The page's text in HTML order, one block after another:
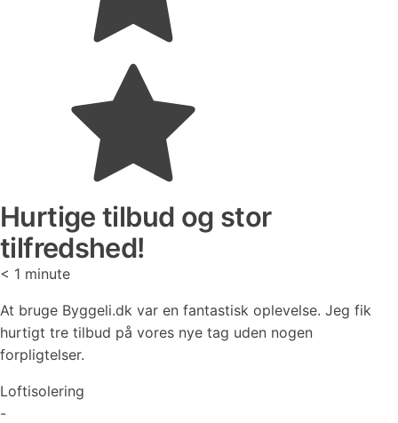
Hurtige tilbud og stor
tilfredshed!
< 1 minute
At bruge Byggeli.dk var en fantastisk oplevelse. Jeg fik
hurtigt tre tilbud på vores nye tag uden nogen
forpligtelser.
Loftisolering
-